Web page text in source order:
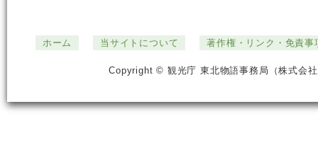
ホーム 当サイトについて 著作権・リンク・免責事
Copyright © 観光庁 東北物語事務局（株式会